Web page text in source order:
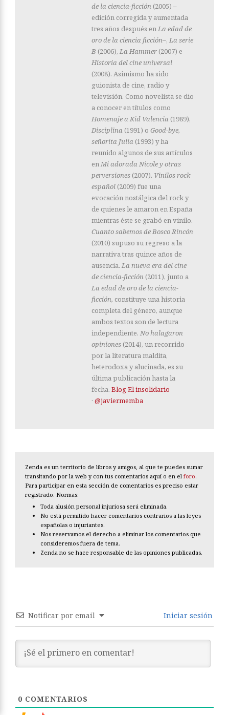
de la ciencia-ficción (2005) –
edición corregida y aumentada
tres años después enLa edad de
oro de la ciencia ficción–, La serie
B (2006), La Hammer (2007) e
Historia del cine universal
(2008). Asimismo ha sido
guionista de cine, radio y
televisión. Como novelista se dio
a conocer en títulos como
Homenaje a Kid Valencia (1989),
Disciplina (1991) o Good-bye,
señorita Julia (1993) y ha
reunido algunos de sus artículos
enMi adorada Nicole y otras
perversiones (2007). Vinilos rock
español (2009) fue una
evocación nostálgica del rock y
de quienes le amaron en España
mientras éste se grabó en vinilo.
Cuanto sabemos de Bosco Rincón
(2010) supuso su regreso a la
narrativa tras quince años de
ausencia. La nueva era del cine
de ciencia-ficción (2011), junto a
La edad de oro de la ciencia-
ficción, constituye una historia
completa del género, aunque
ambos textos son de lectura
independiente. No halagaron
opiniones (2014), un recorrido
por la literatura maldita,
heterodoxa y alucinada, es su
última publicación hasta la
fecha. Blog El insolidario
· @javiermemba
Zenda es un territorio de libros y amigos, al que te puedes sumar
transitando por la web y con tus comentarios aquí o en el foro.
Para participar en esta sección de comentarios es preciso estar
registrado. Normas:
Toda alusión personal injuriosa será eliminada.
No está permitido hacer comentarios contrarios a las leyes
españolas o injuriantes.
Nos reservamos el derecho a eliminar los comentarios que
consideremos fuera de tema.
Zenda no se hace responsable de las opiniones publicadas.
Notificar por email Iniciar sesión
0 COMENTARIOS